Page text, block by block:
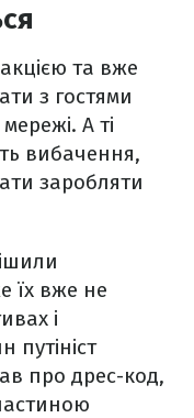
та вже
з гостями
А ті
вибачення,
заробляти
їх вже не
і
путініст
про дрес-код,